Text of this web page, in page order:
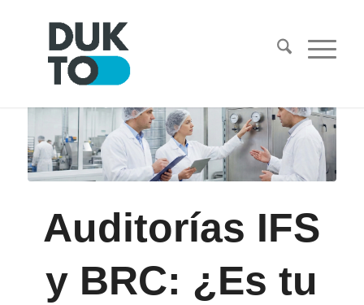
Auditorías IFS
y BRC: ¿Es tu